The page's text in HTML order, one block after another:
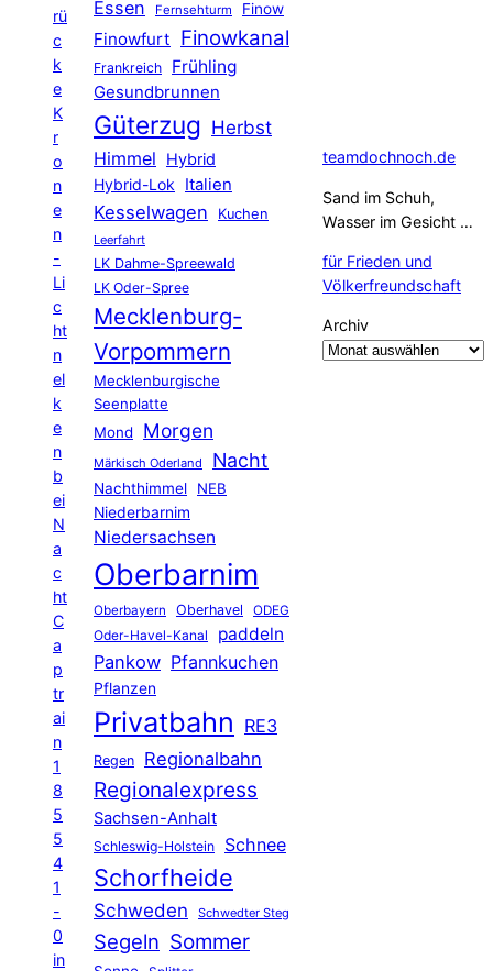
rü
c
k
e
K
r
o
n
e
n
-
Li
c
ht
n
el
k
e
n
b
ei
N
a
c
ht
C
a
p
tr
ai
n
1
8
5
5
4
1
-
0
in
Essen Fernsehturm Finow
Finowfurt Finowkanal
Frankreich Frühling
Gesundbrunnen
Güterzug Herbst
Himmel
Hybrid
Hybrid-Lok Italien
Kesselwagen Kuchen
Leerfahrt
LK Dahme-Spreewald
LK Oder-Spree
Mecklenburg-
Vorpommern
Mecklenburgische
Seenplatte
Mond
Morgen
Märkisch Oderland Nacht
Nachthimmel
NEB
Niederbarnim
Niedersachsen
Oberbarnim
Oberbayern Oberhavel ODEG
Oder-Havel-Kanal paddeln
Pankow Pfannkuchen
Pflanzen
Privatbahn RE3
Regen Regionalbahn
Regionalexpress
Sachsen-Anhalt
Schleswig-Holstein Schnee
Schorfheide
Schweden Schwedter Steg
Segeln Sommer
teamdochnoch.de
Sand im Schuh,
Wasser im Gesicht …
für Frieden und
Völkerfreundschaft
Archiv